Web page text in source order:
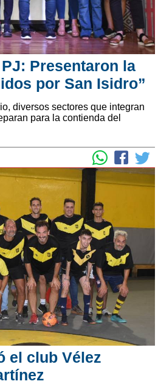
Presentaron la
por San Isidro”
diversos sectores que integran
para la contienda del
el club Vélez